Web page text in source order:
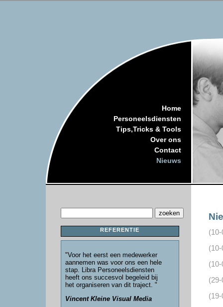
Home
Personeelsdiensten
Tips,Tricks & Tools
Over ons
Contact
Nieuws
REFERENTIE
"Voor het eerst een medewerker
aannemen was voor ons een hele
stap. Libra Personeelsdiensten
heeft ons succesvol begeleid bij
het organiseren van dit traject. "
Vincent Kleine Visual Media